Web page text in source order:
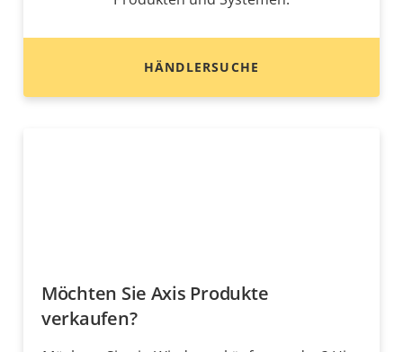
HÄNDLERSUCHE
Möchten Sie Axis Produkte
verkaufen?